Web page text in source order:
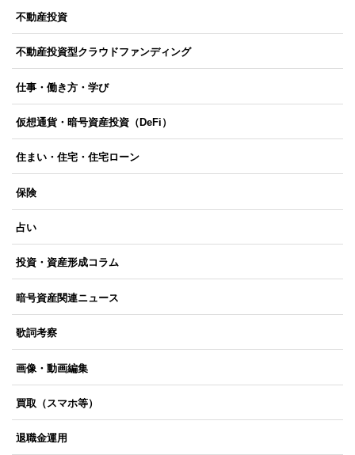
不動産投資
不動産投資型クラウドファンディング
仕事・働き方・学び
仮想通貨・暗号資産投資（DeFi）
住まい・住宅・住宅ローン
保険
占い
投資・資産形成コラム
暗号資産関連ニュース
歌詞考察
画像・動画編集
買取（スマホ等）
退職金運用